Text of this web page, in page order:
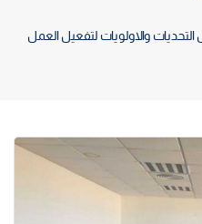
والاولويات لتفعيل العمل